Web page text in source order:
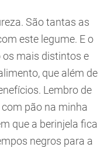
São tantas as
este legume. E o
os mais distintos e
que além de
Lembro de
pão na minha
que a berinjela fica
negros para a